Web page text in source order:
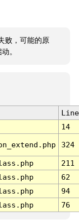
败，可能的原
。
Line
14
324
211
62
94
76